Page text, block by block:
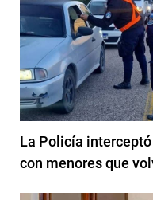
La Policía
con menores que